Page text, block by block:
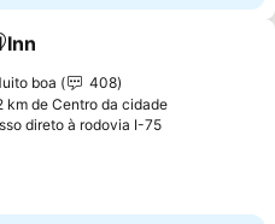
aos favoritos
Inn
boa
408
km de Centro da cidade
direto à rodovia I-75